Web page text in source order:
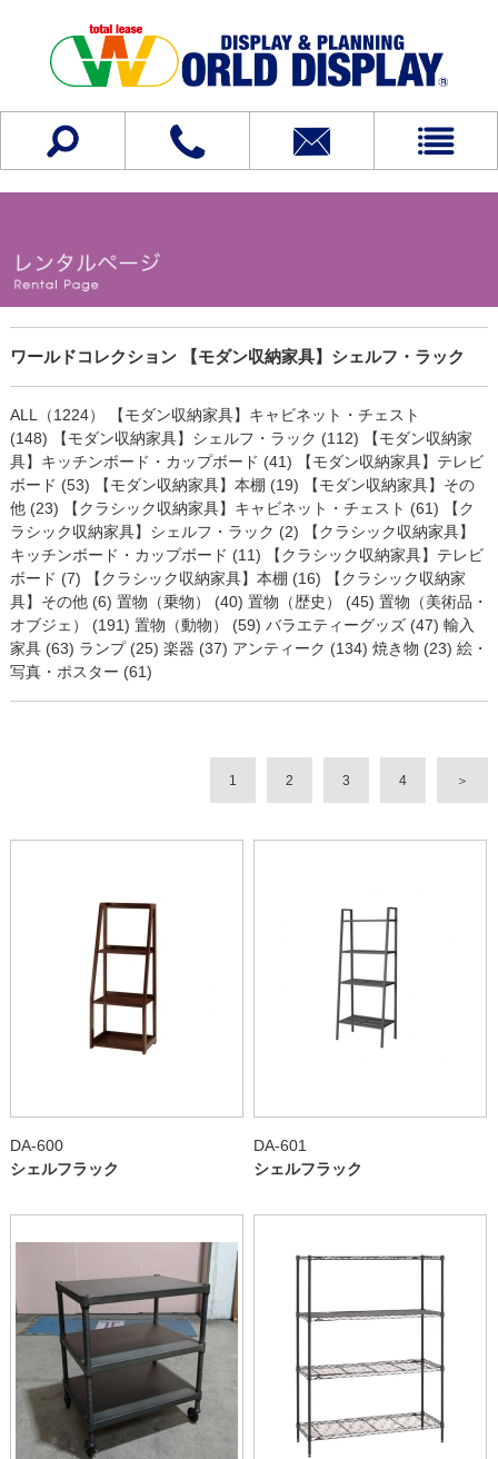
ワールドコレクション 【モダン収納家具】シェルフ・ラック
ALL（1224）
【モダン収納家具】キャビネット・チェスト
(148)
【モダン収納家具】シェルフ・ラック (112)
【モダン収納家
具】キッチンボード・カップボード (41)
【モダン収納家具】テレビ
ボード (53)
【モダン収納家具】本棚 (19)
【モダン収納家具】その
他 (23)
【クラシック収納家具】キャビネット・チェスト (61)
【ク
ラシック収納家具】シェルフ・ラック (2)
【クラシック収納家具】
キッチンボード・カップボード (11)
【クラシック収納家具】テレビ
ボード (7)
【クラシック収納家具】本棚 (16)
【クラシック収納家
具】その他 (6) 置物（乗物） (40) 置物（歴史） (45) 置物（美術品・
オブジェ） (191) 置物（動物） (59) バラエティーグッズ (47) 輸入
家具 (63) ランプ (25) 楽器 (37) アンティーク (134) 焼き物 (23) 絵・
写真・ポスター (61)
1 2 3 4 ＞
DA-600
シェルフラック
DA-601
シェルフラック